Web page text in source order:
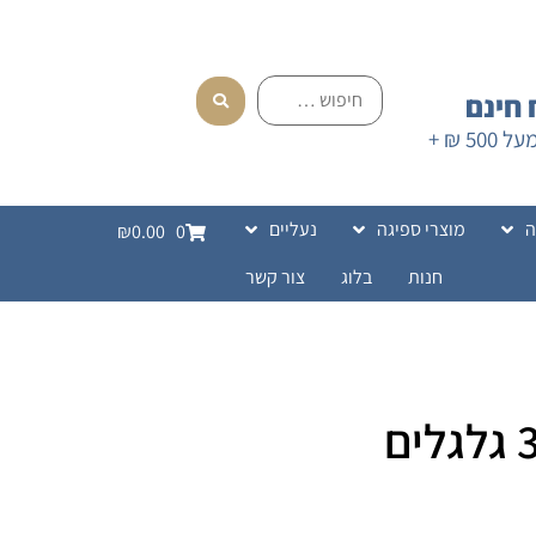
חינם
בהזמנה מעל 500 ₪ +
מוצרי ספיגה
נעליים
חנות
בלוג צור קשר
0
₪0.00